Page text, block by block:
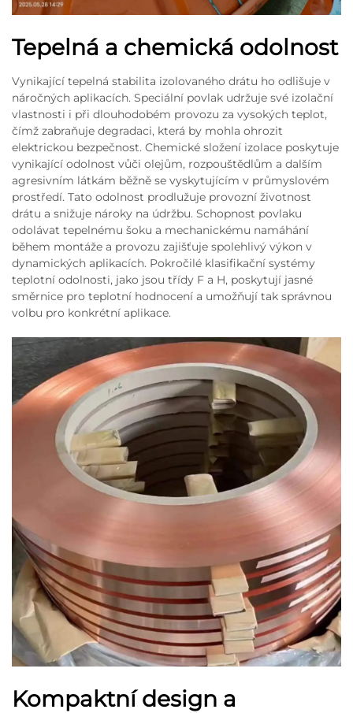
Tepelná a chemická odolnost
Vynikající tepelná stabilita izolovaného drátu ho odlišuje v
náročných aplikacích. Speciální povlak udržuje své izolační
vlastnosti i při dlouhodobém provozu za vysokých teplot,
čímž zabraňuje degradaci, která by mohla ohrozit
elektrickou bezpečnost. Chemické složení izolace poskytuje
vynikající odolnost vůči olejům, rozpouštědlům a dalším
agresivním látkám běžně se vyskytujícím v průmyslovém
prostředí. Tato odolnost prodlužuje provozní životnost
drátu a snižuje nároky na údržbu. Schopnost povlaku
odolávat tepelnému šoku a mechanickému namáhání
během montáže a provozu zajišťuje spolehlivý výkon v
dynamických aplikacích. Pokročilé klasifikační systémy
teplotní odolnosti, jako jsou třídy F a H, poskytují jasné
směrnice pro teplotní hodnocení a umožňují tak správnou
volbu pro konkrétní aplikace.
Kompaktní design a